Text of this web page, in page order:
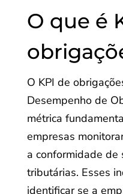
O que é
O KPI de
Desempenho de
métrica
empresas
a conformidade de
tributárias. Esses
identificar se a